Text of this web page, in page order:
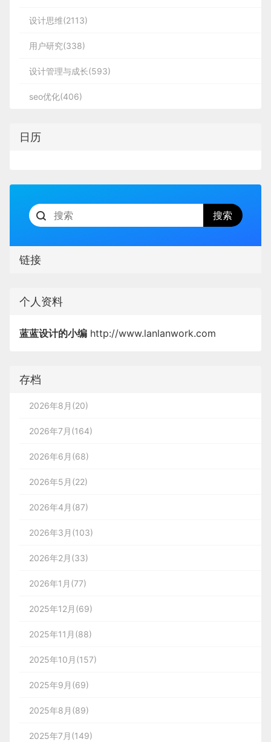
设计思维(2113)
用户研究(338)
设计管理与成长(593)
seo优化(406)
日历
链接
个人资料
蓝蓝设计的小编 http://www.lanlanwork.com
存档
2026年8月(20)
2026年7月(164)
2026年6月(68)
2026年5月(22)
2026年4月(87)
2026年3月(103)
2026年2月(33)
2026年1月(77)
2025年12月(69)
2025年11月(88)
2025年10月(157)
2025年9月(69)
2025年8月(89)
2025年7月(149)